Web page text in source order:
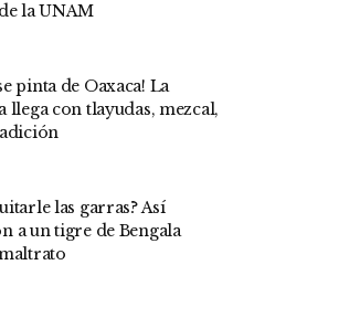
la UNAM
pinta de Oaxaca! La
llega con tlayudas, mezcal,
las garras? Así
a un tigre de Bengala